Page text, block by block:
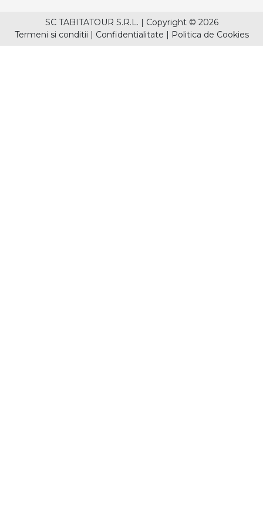
SC TABITATOUR S.R.L. | Copyright © 2026
Termeni si conditii | Confidentialitate | Politica de Cookies